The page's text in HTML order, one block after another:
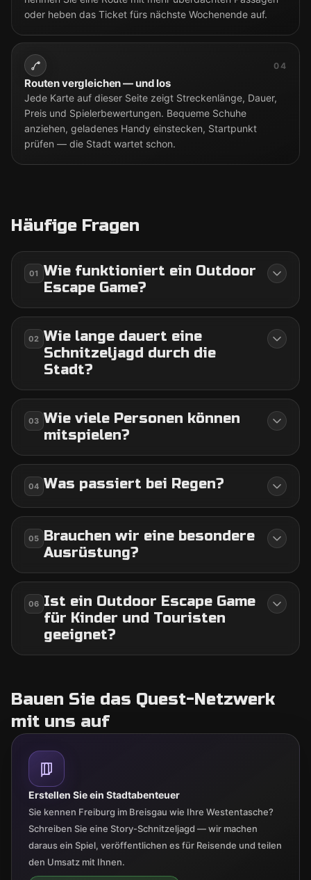
oder heben das Ticket fürs nächste Wochenende auf.
04
Routen vergleichen — und los
Jede Karte auf dieser Seite zeigt Streckenlänge, Dauer,
Preis und Spielerbewertungen. Bequeme Schuhe
anziehen, geladenes Handy einstecken, Startpunkt
prüfen — die Stadt wartet schon.
Häufige Fragen
01
Wie funktioniert ein Outdoor
Escape Game?
02 Wie lange dauert eine
Schnitzeljagd durch die
Stadt?
03 Wie viele Personen können
mitspielen?
04 Was passiert bei Regen?
05 Brauchen wir eine besondere
Ausrüstung?
06 Ist ein Outdoor Escape Game
für Kinder und Touristen
geeignet?
Bauen Sie das Quest-Netzwerk
mit uns auf
Erstellen Sie ein Stadtabenteuer
Sie kennen Freiburg im Breisgau wie Ihre Westentasche?
Schreiben Sie eine Story-Schnitzeljagd — wir machen
daraus ein Spiel, veröffentlichen es für Reisende und teilen
den Umsatz mit Ihnen.